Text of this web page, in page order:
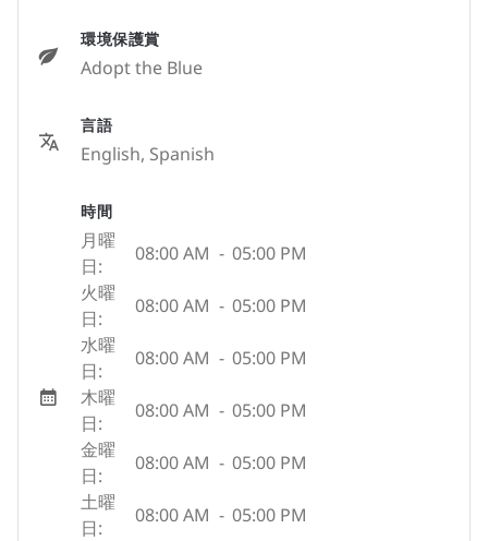
環境保護賞
Adopt the Blue
言語
English, Spanish
時間
月曜
日:
08:00 AM - 05:00 PM
火曜
日:
08:00 AM - 05:00 PM
水曜
日:
08:00 AM - 05:00 PM
木曜
日:
08:00 AM - 05:00 PM
金曜
日:
08:00 AM - 05:00 PM
土曜
日:
08:00 AM - 05:00 PM